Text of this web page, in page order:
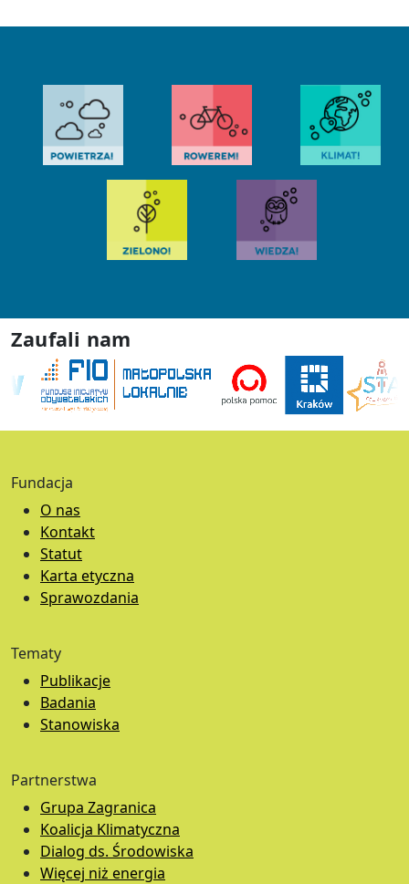
Zaufali nam
Fundacja
O nas
Kontakt
Statut
Karta etyczna
Sprawozdania
Tematy
Publikacje
Badania
Stanowiska
Partnerstwa
Grupa Zagranica
Koalicja Klimatyczna
Dialog ds. Środowiska
Więcej niż energia